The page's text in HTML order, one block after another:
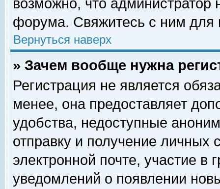
возможно, что
форума. Свяжитесь с ним для
Вернуться наверх
» Зачем вообще нужна
Регистрация не является
менее, она предоставляет
удобства, недоступные
отправку и получение личных
электронной почте, участие в
уведомлений о появлении